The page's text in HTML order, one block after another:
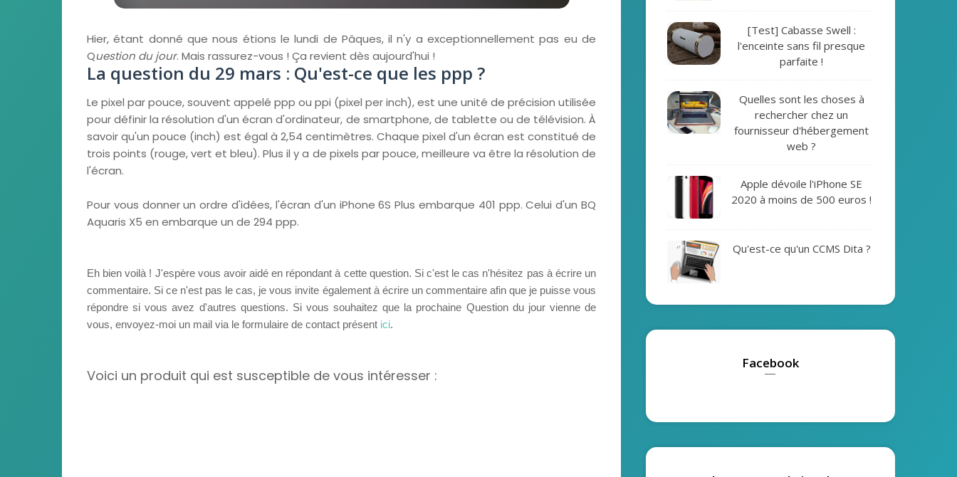
Hier, étant donné que nous étions le lundi de Pâques, il n'y a exceptionnellement pas eu de
Question du jour. Mais rassurez-vous ! Ça revient dès aujourd'hui !
La question du 29 mars : Qu'est-ce que les ppp ?
Le pixel par pouce, souvent appelé ppp ou ppi (pixel per inch), est une unité de précision utilisée
pour définir la résolution d'un écran d'ordinateur, de smartphone, de tablette ou de télévision. À
savoir qu'un pouce (inch) est égal à 2,54 centimètres. Chaque pixel d'un écran est constitué de
trois points (rouge, vert et bleu). Plus il y a de pixels par pouce, meilleure va être la résolution de
l'écran.
Pour vous donner un ordre d'idées, l'écran d'un iPhone 6S Plus embarque 401 ppp. Celui d'un BQ
Aquaris X5 en embarque un de 294 ppp.
Eh bien voilà ! J'espère vous avoir aidé en répondant à cette question. Si c'est le cas n'hésitez pas à écrire un
commentaire. Si ce n'est pas le cas, je vous invite également à écrire un commentaire afin que je puisse vous
répondre si vous avez d'autres questions. Si vous souhaitez que la prochaine Question du jour vienne de
vous, envoyez-moi un mail via le formulaire de contact présent ici.
Voici un produit qui est susceptible de vous intéresser :
[Test] Cabasse Swell :
l'enceinte sans fil presque
parfaite !
Quelles sont les choses à
rechercher chez un
fournisseur d'hébergement
web ?
Apple dévoile l'iPhone SE
2020 à moins de 500 euros !
Qu'est-ce qu'un CCMS Dita ?
Facebook